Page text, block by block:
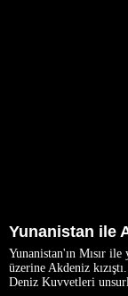
Yunanistan ile
Yunanistan'ın Mısır ile
üzerine Akdeniz
Deniz Kuvvetleri